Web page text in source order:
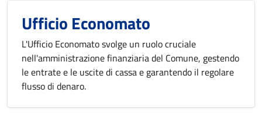
Ufficio Economato
L'Ufficio Economato svolge un ruolo cruciale
nell'amministrazione finanziaria del Comune, gestendo
le entrate e le uscite di cassa e garantendo il regolare
flusso di denaro.